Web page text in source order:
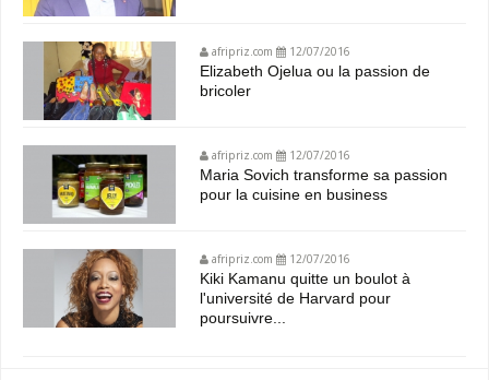
afripriz.com 12/07/2016
Elizabeth Ojelua ou la passion de
bricoler
afripriz.com 12/07/2016
Maria Sovich transforme sa passion
pour la cuisine en business
afripriz.com 12/07/2016
Kiki Kamanu quitte un boulot à
l'université de Harvard pour
poursuivre...